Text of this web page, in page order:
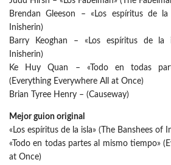
Brendan Gleeson – «Los espíritus de
Inisherin)
Barry Keoghan – «Los espíritus de la
Inisherin)
Ke Huy Quan – «Todo en todas
(Everything Everywhere All at Once)
Brian Tyree Henry – (Causeway)
Mejor guion original
«Los espíritus de la isla» (The Banshees of
«Todo en todas partes al mismo tiempo»
at Once)